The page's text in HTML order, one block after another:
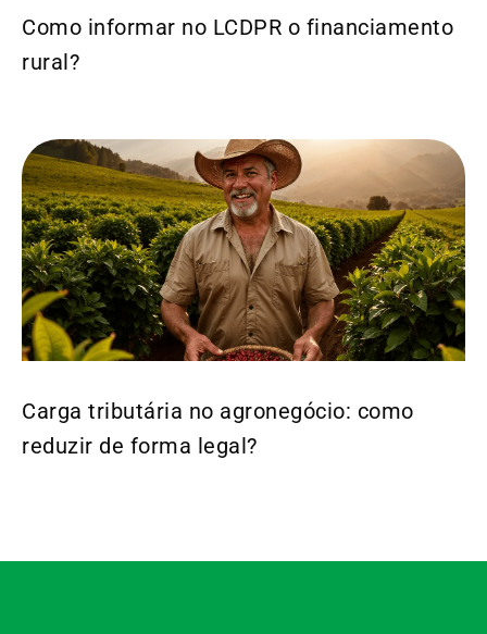
Como informar no LCDPR o financiamento
rural?
Carga tributária no agronegócio: como
reduzir de forma legal?